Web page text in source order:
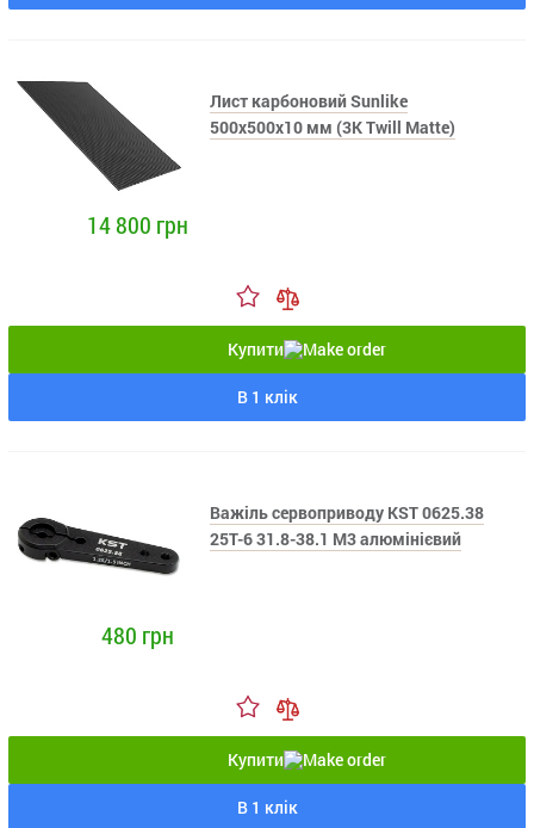
Лист карбоновий Sunlike
500x500x10 мм (3K Twill Matte)
14 800 грн
Купити
В 1 клік
Важіль сервоприводу KST 0625.38
25T-6 31.8-38.1 M3 алюмінієвий
480 грн
Купити
В 1 клік